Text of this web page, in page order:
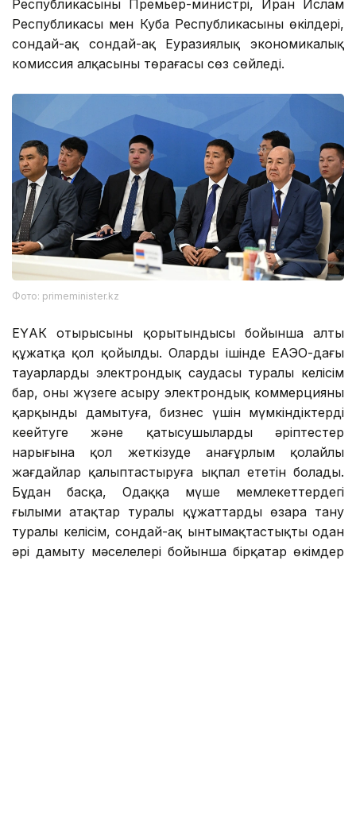
Республикасының Премьер-министрі, Иран Ислам
Республикасы мен Куба Республикасының өкілдері,
сондай-ақ сондай-ақ Еуразиялық экономикалық
комиссия алқасының төрағасы сөз сөйледі.
Фото: primeminister.kz
ЕҮАК отырысының қорытындысы бойынша алты
құжатқа қол қойылды. Олардың ішінде ЕАЭО-дағы
тауарлардың электрондық саудасы туралы келісім
бар, оны жүзеге асыру электрондық коммерцияны
қарқынды дамытуға, бизнес үшін мүмкіндіктерді
кеңейтуге және қатысушылардың әріптестер
нарығына қол жеткізуде анағұрлым қолайлы
жағдайлар қалыптастыруға ықпал ететін болады.
Бұдан басқа, Одаққа мүше мемлекеттердегі
ғылыми атақтар туралы құжаттарды өзара тану
туралы келісім, сондай-ақ ынтымақтастықты одан
әрі дамыту мәселелері бойынша бірқатар өкімдер